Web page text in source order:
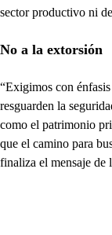
sector productivo ni
No a la extorsión
“Exigimos con
resguarden la
como el patrimonio
que el camino para
finaliza el mensaje de